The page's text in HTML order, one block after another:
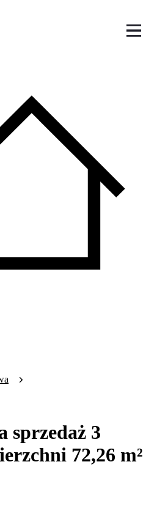
sprzedaż 3
72,26 m²